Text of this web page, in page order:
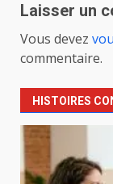
Laisser un
Vous devez
commentaire.
HISTOIRES